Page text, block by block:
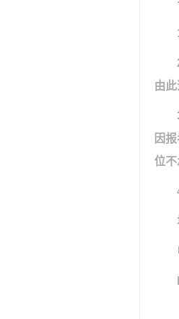
由
因
位